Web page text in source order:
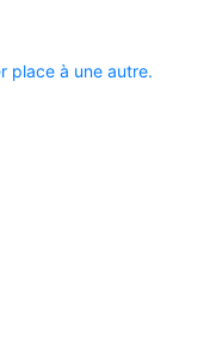
place à une autre.